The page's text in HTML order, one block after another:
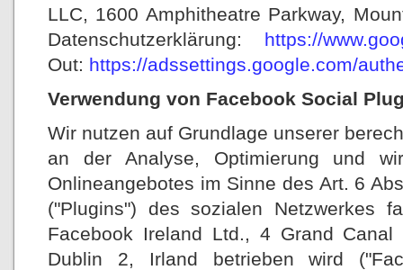
LLC, 1600 Amphitheatre Parkway,
Datenschutzerklärung: https://
Out: https://adssettings.google.com/
Verwendung von Facebook Social
Wir nutzen auf Grundlage unserer
an der Analyse, Optimierung und
Onlineangebotes im Sinne des Art. 6
("Plugins") des sozialen Netzwerkes
Facebook Ireland Ltd., 4 Grand Canal
Dublin 2, Irland betrieben wird